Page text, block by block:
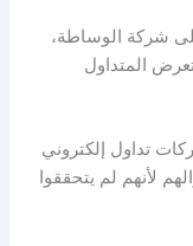
شركة الوساطة،
المتداول
عدة شركات تداول إلكتروني
لأنهم لم يتحققوا